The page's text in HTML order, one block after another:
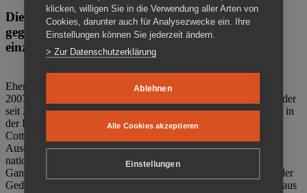
Die Gedenkstätte Zuchthaus Cottbus ist ein Ort
gegen das Vergessen. Anschaulich, nah und
einzigartig.
Ehemalige politische Häftlinge der DDR gründeten im Oktober
2007 den Verein Menschenrechtszentrum Cottbus e. V. (MRZ), der
seit 2011 Eigentümer des ehemaligen Gefängnisses (1860-2002) in
der Bautzener Straße und Träger der Gedenkstätte Zuchthaus
Cottbus ist. Im Zentrum der Arbeit der Gedenkstätte steht die
Auseinandersetzung mit politischem Unrecht während der
nationalsozialistischen Terrorherrschaft und der SED-Diktatur.
Ganzjährig zeigen mehrere Dauer- und Sonderausstellungen in der
Gedenkstätte Zuchthaus Cottbus Beispiele politischen Unrechts aus
klicken, willigen Sie in die Verwendung aller Arten von
Cookies, darunter auch für Analysezwecke ein. Ihre
Einstellungen können Sie jederzeit ändern.
> Zur Datenschutzerklärung
Ablehnen
Alle Cookies akzeptieren
Einstellungen